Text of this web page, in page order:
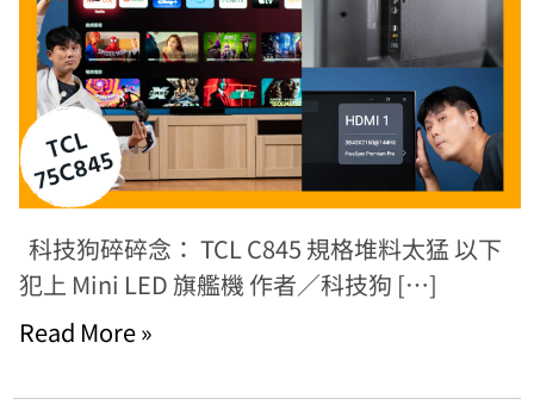
科技狗碎碎念： TCL C845 規格堆料太猛 以下
犯上 Mini LED 旗艦機 作者／科技狗 […]
Read More »